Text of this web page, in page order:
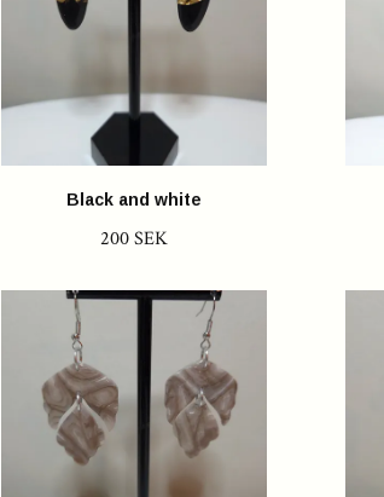
Black and white
200 SEK